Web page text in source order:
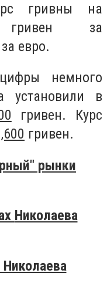
гривны на
за
евро.
немного
установили в
гривен. Курс
гривен.
рынки
Николаева